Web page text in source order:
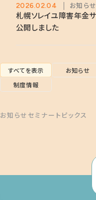
2026.02.04 お知らせ
札幌ソレイユ障害年金
公開しました
すべてを表示 お知らせ
制度情報
お知らせ セミナー トピックス